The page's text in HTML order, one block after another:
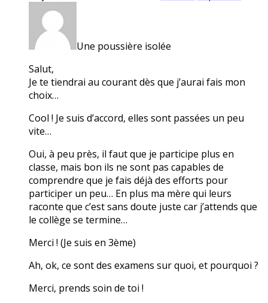
Une poussière isolée
Salut,
Je te tiendrai au courant dès que j’aurai fais mon
choix…
Cool ! Je suis d’accord, elles sont passées un peu
vite…
Oui, à peu près, il faut que je participe plus en
classe, mais bon ils ne sont pas capables de
comprendre que je fais déjà des efforts pour
participer un peu… En plus ma mère qui leurs
raconte que c’est sans doute juste car j’attends que
le collège se termine…
Merci ! (Je suis en 3ème)
Ah, ok, ce sont des examens sur quoi, et pourquoi ?
Merci, prends soin de toi !